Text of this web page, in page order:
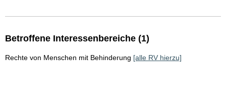
Betroffene Interessenbereiche (1)
Rechte von Menschen mit Behinderung [alle RV hierzu]